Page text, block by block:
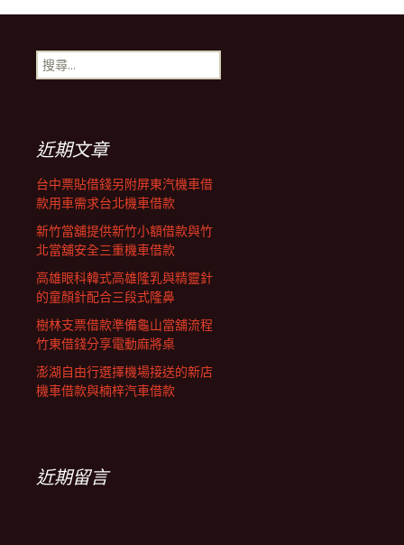
導
航
列
搜
尋
近期文章
台中票貼借錢另附屏東汽機車借
款用車需求台北機車借款
新竹當舖提供新竹小額借款與竹
北當舖安全三重機車借款
高雄眼科韓式高雄隆乳與精靈針
的童顏針配合三段式隆鼻
樹林支票借款準備龜山當舖流程
竹東借錢分享電動麻將桌
澎湖自由行選擇機場接送的新店
機車借款與楠梓汽車借款
近期留言